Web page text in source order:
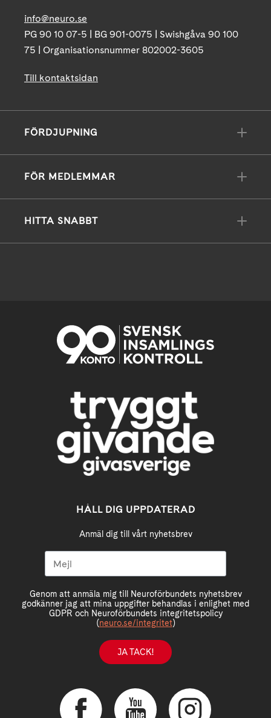
info@neuro.se
PG 90 10 07-5 | BG 901-0075 | Swishgåva 90 100
75 | Organisationsnummer 802002-3605
Till kontaktsidan
FÖRDJUPNING
FÖR MEDLEMMAR
HITTA SNABBT
HÅLL DIG UPPDATERAD
Anmäl dig till vårt nyhetsbrev
Genom att anmäla mig till Neuroförbundets nyhetsbrev
godkänner jag att mina uppgifter behandlas i enlighet med
GDPR och Neuroförbundets integritetspolicy
(neuro.se/integritet)
JA TACK!